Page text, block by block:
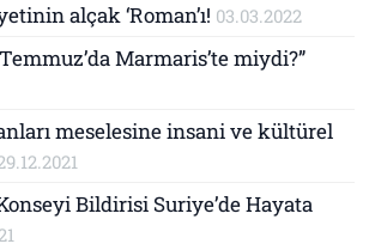
alçak ‘Roman’ı! 03.03.2022
Marmaris’te miydi?”
meselesine insani ve kültürel
Bildirisi Suriye’de Hayata